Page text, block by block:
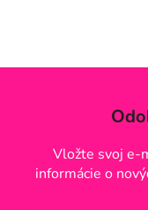
Vložte svoj e-
informácie o